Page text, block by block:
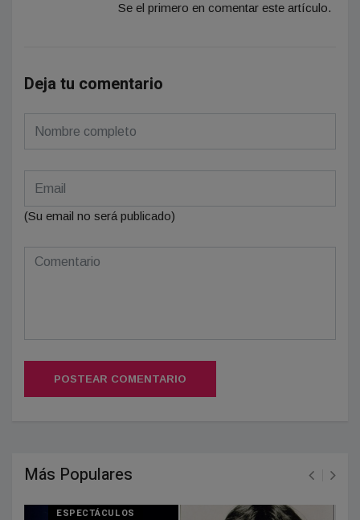
Se el primero en comentar este artículo.
Deja tu comentario
(Su email no será publicado)
POSTEAR COMENTARIO
Más Populares
ESPECTÁCULOS